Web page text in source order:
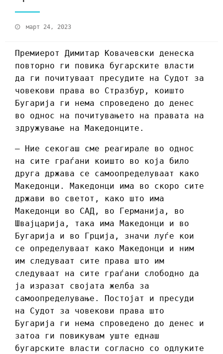
март 24, 2023
Премиерот Димитар Ковачевски денеска
повторно ги повика бугарските власти
да ги почитуваат пресудите на Судот за
човекови права во Стразбур, коишто
Бугарија ги нема спроведено до денес
во однос на почитувањето на правата на
здружување на Македонците.
– Ние секогаш сме реагирале во однос
на сите граѓани коишто во која било
друга држава се самоопределуваат како
Македонци. Македонци има во скоро сите
држави во светот, како што има
Македонци во САД, во Германија, во
Швајцарија, така има Македонци и во
Бугарија и во Грција, значи луѓе кои
се определуваат како Македонци и ним
им следуваат сите права што им
следуваат на сите граѓани слободно да
ја изразат својата желба за
самоопределување. Постојат и пресуди
на Судот за човекови права што
Бугарија ги нема спроведено до денес и
затоа ги повикувам уште еднаш
бугарските власти согласно со одлуките